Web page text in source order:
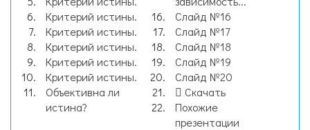
Критерий истины.
Критерий истины.
Критерий истины.
Критерий истины.
Критерий истины.
Объективна ли
истина?
Слайд №16
Слайд №17
Слайд №18
Слайд №19
Слайд №20
Скачать
Похожие
презентации